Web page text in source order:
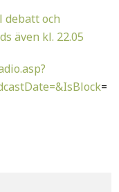
och
även kl. 22.05
=